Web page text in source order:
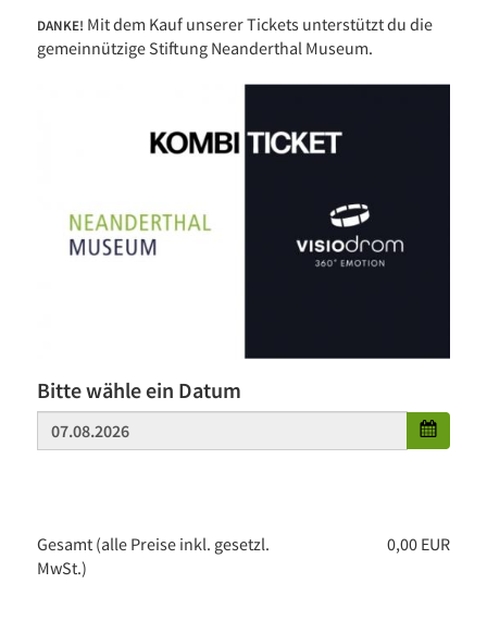
Bitte wähle ein Datum
Gesamt (alle Preise inkl. gesetzl.
MwSt.)
0,00 EUR
DANKE! Mit dem Kauf unserer Tickets unterstützt du die
gemeinnützige Stiftung Neanderthal Museum.